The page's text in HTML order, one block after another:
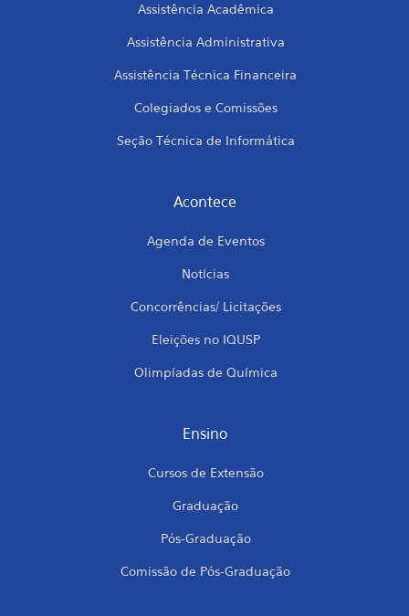
Assistência Acadêmica
Assistência Administrativa
Assistência Técnica Financeira
Colegiados e Comissões
Seção Técnica de Informática
Acontece
Agenda de Eventos
Notícias
Concorrências/ Licitações
Eleições no IQUSP
Olimpíadas de Química
Ensino
Cursos de Extensão
Graduação
Pós-Graduação
Comissão de Pós-Graduação